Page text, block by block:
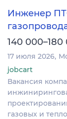
Инженер
140 000–180
17 июля 2026
jobcart
Вакансия
газовых и